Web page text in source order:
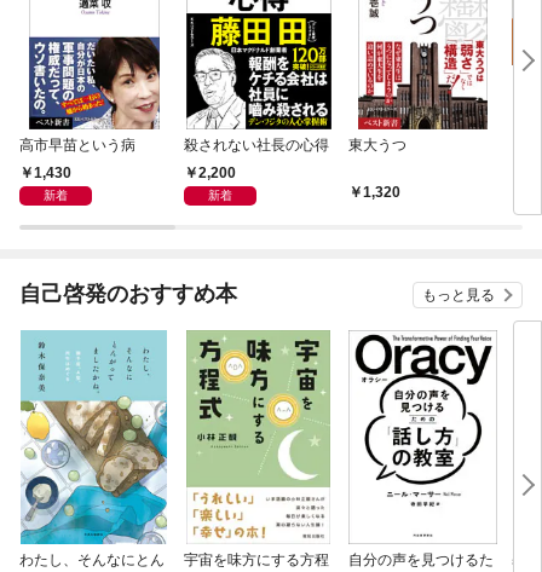
高市早苗という病
1,430
新着
殺されない社長の心得
2,200
新着
東大うつ
1,320
自己啓発のおすすめ本 もっと見る
わたし、そんなにとん
宇宙を味方にする方程
自分の声を見つけるた
基